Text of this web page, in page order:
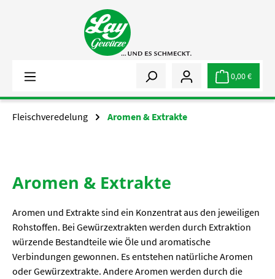
Zum Hauptinhalt springen
0,00 €
Fleischveredelung Aromen & Extrakte
Aromen & Extrakte
Aromen und Extrakte sind ein Konzentrat aus den jeweiligen
Rohstoffen. Bei Gewürzextrakten werden durch Extraktion
würzende Bestandteile wie Öle und aromatische
Verbindungen gewonnen. Es entstehen natürliche Aromen
oder Gewürzextrakte. Andere Aromen werden durch die